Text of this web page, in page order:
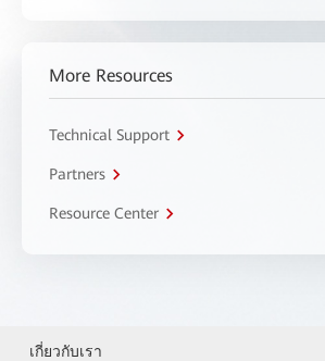
More Resources
Technical Support
Partners
Resource Center
เกี่ยวกับเรา